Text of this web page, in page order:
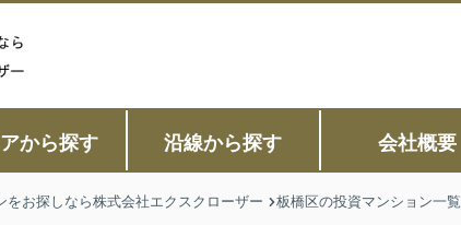
から探す 沿線から探す 会社概要
をお探しなら株式会社エクスクローザー 板橋区の投資マンション一覧